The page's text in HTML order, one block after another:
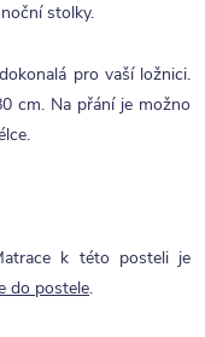
stolky.
pro vaší ložnici.
cm. Na přání je možno
k této posteli je
do postele.